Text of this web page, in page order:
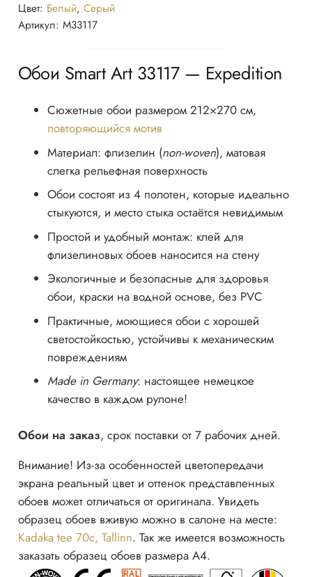
Цвет: Белый, Серый
Артикул: M33117
Обои Smart Art 33117 — Expedition
Сюжетные обои размером 212×270 см,
повторяющийся мотив
Материал: флизелин (non-woven), матовая
слегка рельефная поверхность
Обои состоят из 4 полотен, которые идеально
стыкуются, и место стыка остаётся невидимым
Простой и удобный монтаж: клей для
флизелиновых обоев наносится на стену
Экологичные и безопасные для здоровья
обои, краски на водной основе, без PVC
Практичные, моющиеся обои с хорошей
светостойкостью, устойчивы к механическим
повреждениям
Made in Germany: настоящее немецкое
качество в каждом рулоне!
Обои на заказ, срок поставки от 7 рабочих дней.
Внимание! Из-за особенностей цветопередачи
экрана реальный цвет и оттенок представленных
обоев может отличаться от оригинала. Увидеть
образец обоев вживую можно в салоне на месте:
Kadaka tee 70c, Tallinn. Так же имеется возможность
заказать образец обоев размера А4.